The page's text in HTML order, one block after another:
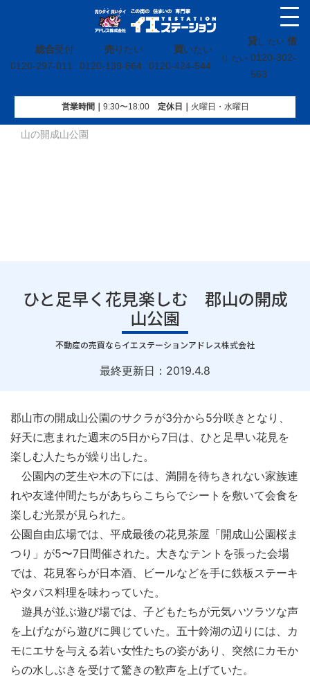
総合受付
0120-297-011
売りたい
0120-139-664
買いたい
0120-424-544
貸し たい 借
り たい 0120-302-
563
営業時間｜ 9:30〜18:00定休⽇｜ 火曜⽇・水曜⽇
イエステーション»投稿トップ»ひと足早く花見楽しむ 郡
山の開成山公園
ひと足早く花見楽しむ 郡山の開成
山公園
｜
不動産の売買ならイエステーションアドレス株式会社
最終更新日： 2019.4.8
郡山市の開成山公園のサクラが3分から5分咲きとなり、
好天に恵まれた週末の5日から7日は、ひと足早い花見を
楽しむ人たちが繰り出した。
公園内の芝生や木の下には、満開を待ちきれない家族連
れや友達仲間たちがあちらこちらでシートを敷いて会食を
楽しむ光景が見られた。
公園自由広場では、平成最後の花見茶屋「開成山公園桜ま
つり」が5〜7日間催された。大きなテントを張った会場
では、花見客らが日本酒、ビールなどを手に鉄板ステーキ
やタパス料理を味わっていた。
遊具が並ぶ遊び場では、子どもたちが元気ハツラツな声
を上げながら遊びに興じていた。五十鈴湖の辺りには、カ
モにエサを与える若い女性たちの姿があり、突然にカモか
らの水しぶきを受けて驚きの歓声を上げていた。